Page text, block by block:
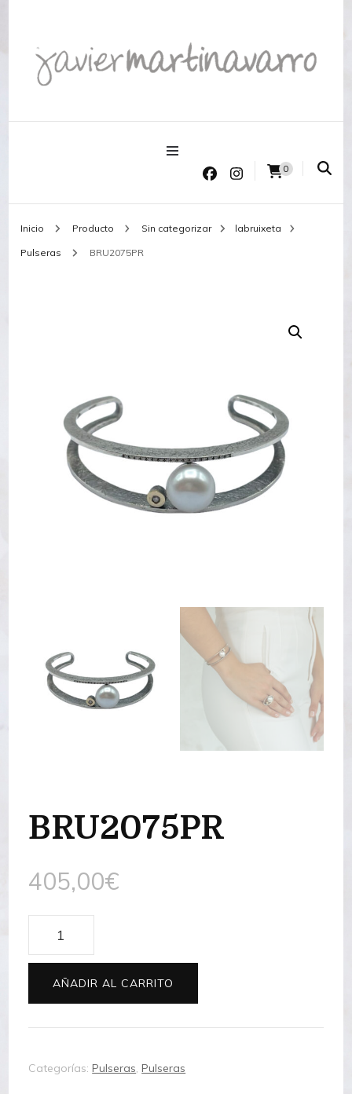
Joyería Javier Martinavarro
0
Inicio Producto Sin categorizar labruixeta
Pulseras BRU2075PR
BRU2075PR
405,00€
BRU2075PR
cantidad
AÑADIR AL CARRITO
Categorías:Pulseras,Pulseras